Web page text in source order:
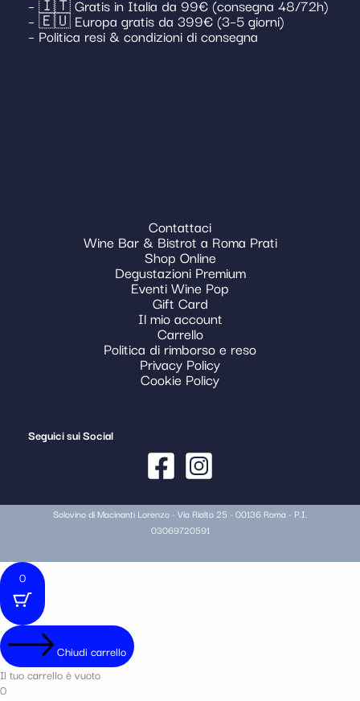
– 🇮🇹 Gratis in Italia da 99€ (consegna 48/72h)
– 🇪🇺 Europa gratis da 399€ (3–5 giorni)
– Politica resi & condizioni di consegna
Contattaci
Wine Bar & Bistrot a Roma Prati
Shop Online
Degustazioni Premium
Eventi Wine Pop
Gift Card
Il mio account
Carrello
Politica di rimborso e reso
Privacy Policy
Cookie Policy
Seguici sui Social
Solovino di Macinanti Lorenzo - Via Rialto 25 - 00136 Roma - P.I.
03069720591
0
Chiudi carrello
Il tuo carrello è vuoto
0